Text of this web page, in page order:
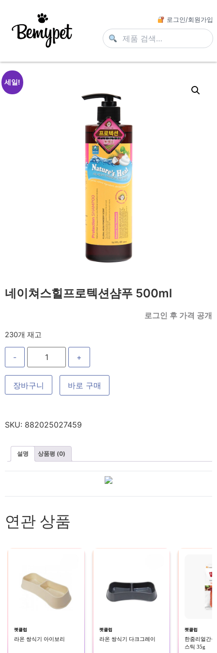
로그인/회원가입
세일!
네이쳐스힐프로텍션샴푸 500ml
로그인 후 가격 공개
230개 재고
- +
장바구니 바로 구매
SKU: 882025027459
설명 상품평 (0)
연관 상품
펫클럽
라온 쌍식기 아이보리
펫클럽
라온 쌍식기 다크그레이
펫클럽
한줌리얼간
스틱 35g